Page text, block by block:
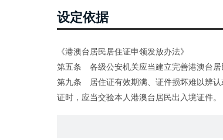
设定依据
《港澳台居民居住证申领发放办法》
第五条 各级公安机关应当建立完善港澳台居
第九条 居住证有效期满、证件损坏难以辨认
证时，应当交验本人港澳台居民出入境证件。